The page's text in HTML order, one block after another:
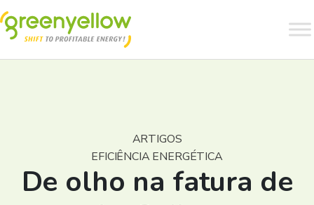
ARTIGOS
EFICIÊNCIA ENERGÉTICA
De olho na fatura de